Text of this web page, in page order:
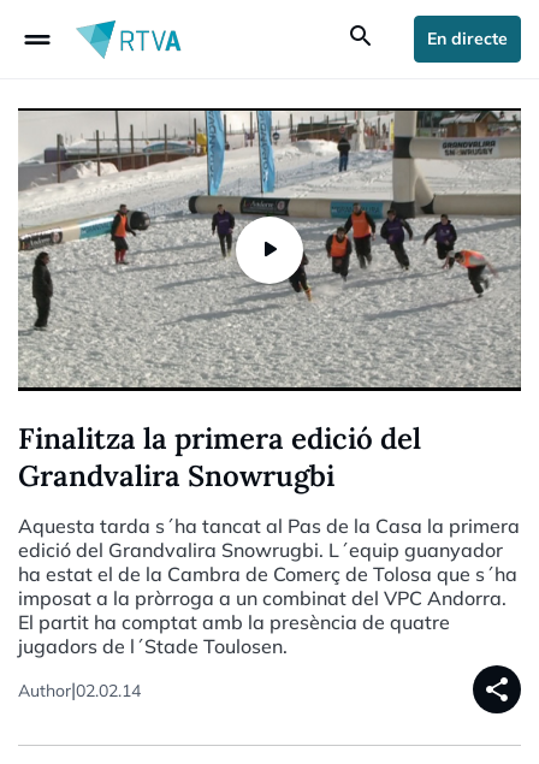
drag_handle search En directe
Finalitza la primera edició del
Grandvalira Snowrugbi
Aquesta tarda s´ha tancat al Pas de la Casa la primera
edició del Grandvalira Snowrugbi. L´equip guanyador
ha estat el de la Cambra de Comerç de Tolosa que s´ha
imposat a la pròrroga a un combinat del VPC Andorra.
El partit ha comptat amb la presència de quatre
jugadors de l´Stade Toulosen.
Author|02.02.14 share